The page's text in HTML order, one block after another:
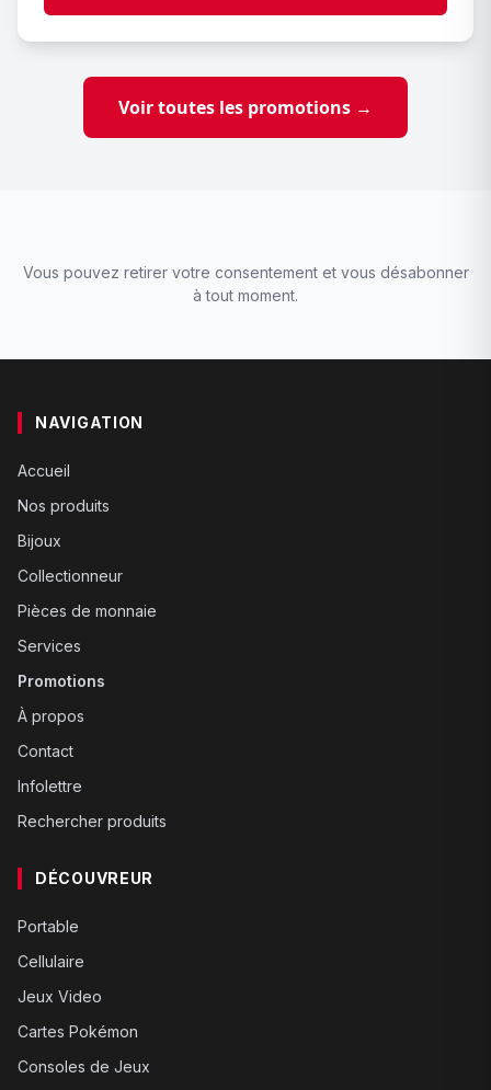
Voir toutes les promotions →
Vous pouvez retirer votre consentement et vous désabonner
à tout moment.
NAVIGATION
Accueil
Nos produits
Bijoux
Collectionneur
Pièces de monnaie
Services
Promotions
À propos
Contact
Infolettre
Rechercher produits
DÉCOUVREUR
Portable
Cellulaire
Jeux Video
Cartes Pokémon
Consoles de Jeux